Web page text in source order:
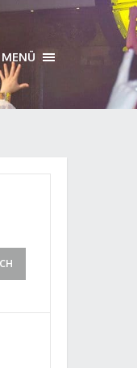
MENÜ TOGGLE